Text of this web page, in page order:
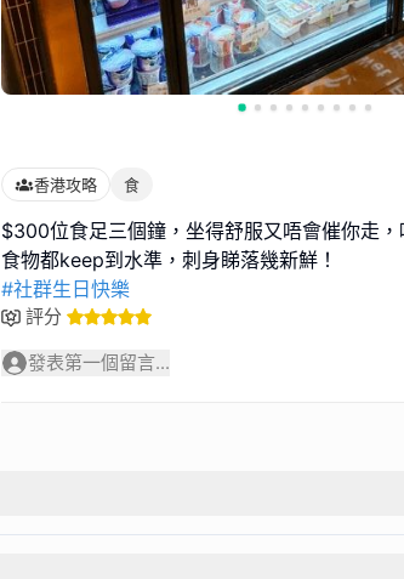
香港攻略 食
$300位食足三個鐘，坐得舒服又唔會催你走
#社群生日快樂
評分
發表第一個留言...